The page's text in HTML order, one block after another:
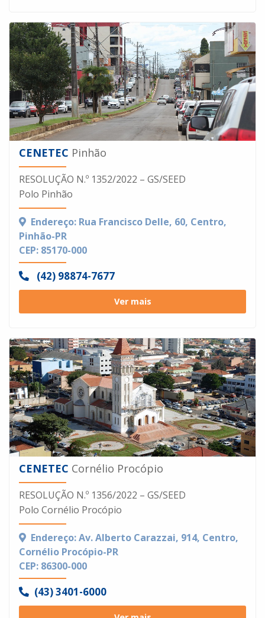
CENETEC Pinhão
RESOLUÇÃO N.º 1352/2022 – GS/SEED
Polo Pinhão
Endereço: Rua Francisco Delle, 60, Centro,
Pinhão-PR
CEP: 85170-000
(42) 98874-7677
Ver mais
CENETEC Cornélio Procópio
RESOLUÇÃO N.º 1356/2022 – GS/SEED
Polo Cornélio Procópio
Endereço: Av. Alberto Carazzai, 914, Centro,
Cornélio Procópio-PR
CEP: 86300-000
(43) 3401-6000